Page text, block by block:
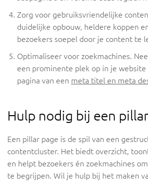
Zorg voor gebruiksvriendelijke
duidelijke opbouw, heldere koppen
bezoekers soepel door je content te
Optimaliseer voor zoekmachines.
een prominente plek op in je website
pagina van een meta titel en meta
Hulp nodig bij een
Een pillar page is de spil van een
contentcluster. Het biedt overzicht,
en helpt bezoekers én zoekmachines
te begrijpen. Wil je hulp bij het maken